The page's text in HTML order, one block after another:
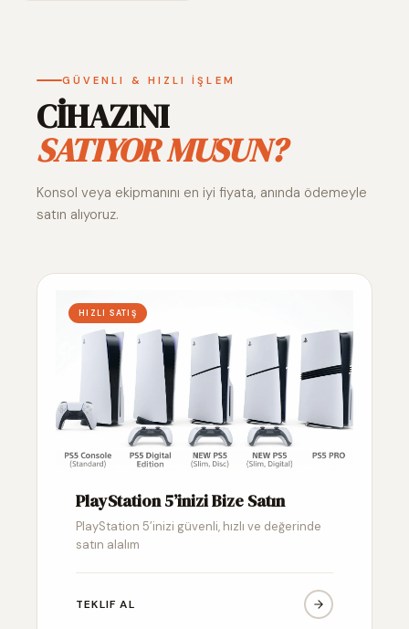
GÜVENLI & HIZLI İŞLEM
CİHAZINI
SATIYOR MUSUN?
Konsol veya ekipmanını en iyi fiyata, anında ödemeyle
satın alıyoruz.
HIZLI SATIŞ
PlayStation 5’inizi Bize Satın
PlayStation 5’inizi güvenli, hızlı ve değerinde
satın alalım
TEKLIF AL